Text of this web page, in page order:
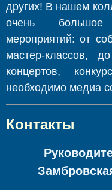
других! В нашем
очень большое
мероприятий: от
мастер-классов,
концертов,
необходимо медиа
Контакты